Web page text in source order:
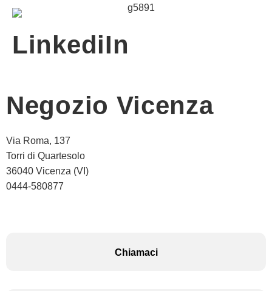
LinkediIn
Negozio Vicenza
Via Roma, 137
Torri di Quartesolo
36040 Vicenza (VI)
0444-580877
Chiamaci